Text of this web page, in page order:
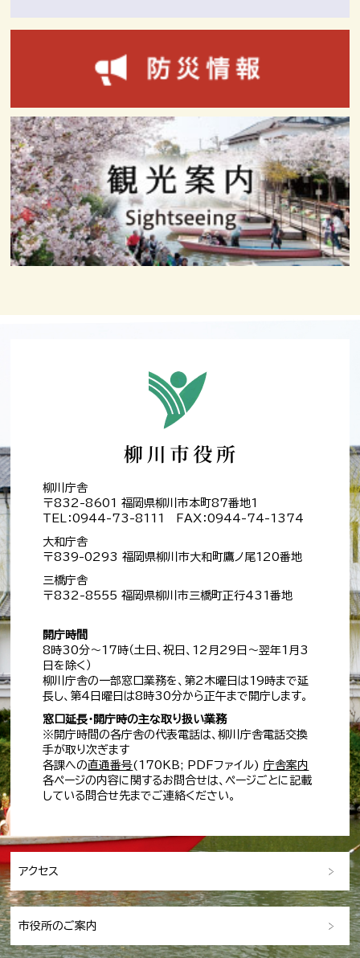
柳川庁舎
〒832-8601 福岡県柳川市本町87番地1
TEL：0944-73-8111 FAX：0944-74-1374
大和庁舎
〒839-0293 福岡県柳川市大和町鷹ノ尾120番地
三橋庁舎
〒832-8555 福岡県柳川市三橋町正行431番地
開庁時間
8時30分～17時（土日、祝日、12月29日～翌年1月3
日を除く）
柳川庁舎の一部窓口業務を、第2木曜日は19時まで延
長し、第4日曜日は8時30分から正午まで開庁します。
窓口延長・開庁時の主な取り扱い業務
※開庁時間の各庁舎の代表電話は、柳川庁舎電話交換
手が取り次ぎます
各課への直通番号(170KB; PDFファイル)庁舎案内
各ページの内容に関するお問合せは、ページごとに記載
している問合せ先までご連絡ください。
アクセス
市役所のご案内